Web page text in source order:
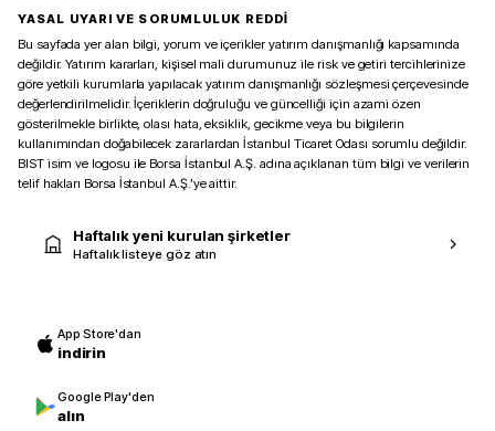
YASAL UYARI VE SORUMLULUK REDDİ
Bu sayfada yer alan bilgi, yorum ve içerikler yatırım danışmanlığı kapsamında
değildir. Yatırım kararları, kişisel mali durumunuz ile risk ve getiri tercihlerinize
göre yetkili kurumlarla yapılacak yatırım danışmanlığı sözleşmesi çerçevesinde
değerlendirilmelidir. İçeriklerin doğruluğu ve güncelliği için azami özen
gösterilmekle birlikte, olası hata, eksiklik, gecikme veya bu bilgilerin
kullanımından doğabilecek zararlardan İstanbul Ticaret Odası sorumlu değildir.
BIST isim ve logosu ile Borsa İstanbul A.Ş. adına açıklanan tüm bilgi ve verilerin
telif hakları Borsa İstanbul A.Ş.’ye aittir.
Haftalık yeni kurulan şirketler
Haftalık listeye göz atın
App Store'dan
indirin
Google Play'den
alın